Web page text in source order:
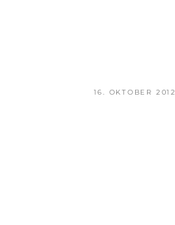
VERÖFFENTLICHT
16. OKTOBER 2012